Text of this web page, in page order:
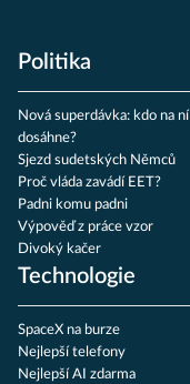
Politika
Nová superdávka: kdo na ní
dosáhne?
Sjezd sudetských Němců
Proč vláda zavádí EET?
Padni komu padni
Výpověď z práce vzor
Divoký kačer
Technologie
SpaceX na burze
Nejlepší telefony
Nejlepší AI zdarma